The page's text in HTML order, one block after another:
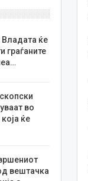
ќе
граѓаните
во
ќе
вештачка